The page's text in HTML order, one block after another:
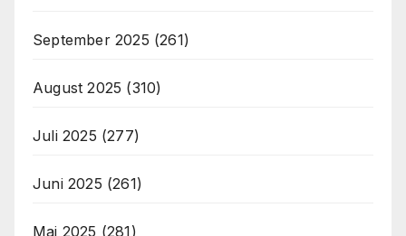
September 2025 (261)
August 2025 (310)
Juli 2025 (277)
Juni 2025 (261)
Mai 2025 (281)